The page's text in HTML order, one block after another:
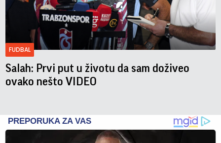
FUDBAL
Salah: Prvi put u životu da sam doživeo
ovako nešto VIDEO